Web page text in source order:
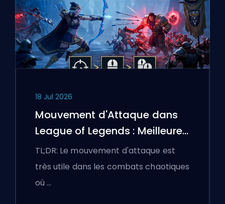
18 Jul 2026
Mouvement d'Attaque dans
League of Legends : Meilleures
Configurations
TL;DR: Le mouvement d'attaque est
très utile dans les combats chaotiques
où …